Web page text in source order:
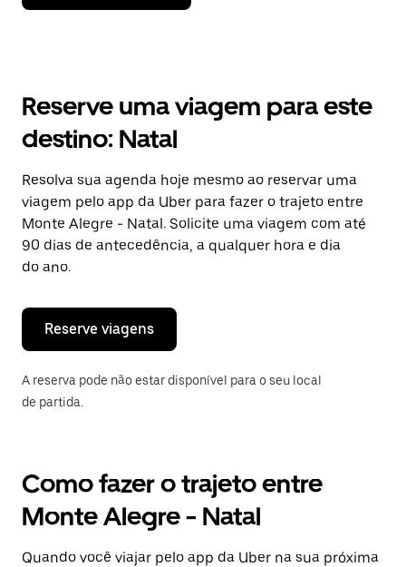
seta
o
e
uma
data.
Pressione
a
tecla
“ESC”
para
o
calendário.
Reserve uma viagem para este
destino: Natal
Resolva sua agenda hoje mesmo ao reservar uma
viagem pelo app da Uber para fazer o trajeto entre
Monte Alegre - Natal. Solicite uma viagem com até
90 dias de antecedência, a qualquer hora e dia
do ano.
Reserve viagens
A reserva pode não estar disponível para o seu local
de partida.
Como fazer o trajeto entre
Monte Alegre - Natal
Quando você viajar pelo app da Uber na sua próxima